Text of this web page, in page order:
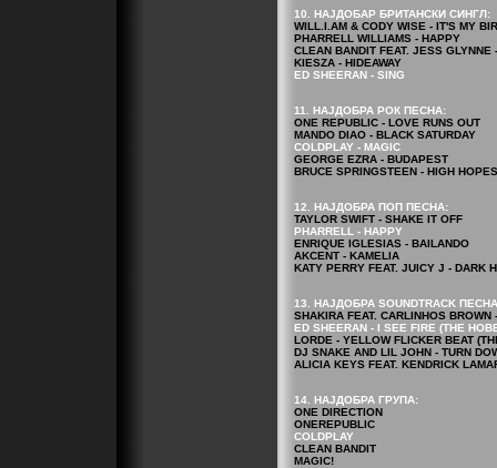
10. НАЈДОБАР БРИТАНСКИ СИНГЛ:
WILL.I.AM & CODY WISE - IT'S MY
PHARRELL WILLIAMS - HAPPY
CLEAN BANDIT FEAT. JESS GLYNNE
KIESZA - HIDEAWAY
ED SHEERAN - SING
11. НАЈДОБРА РОК ПЕСНА:
ONE REPUBLIC - LOVE RUNS OUT
MANDO DIAO - BLACK SATURDAY
COLDPLAY - MAGIC
GEORGE EZRA - BUDAPEST
BRUCE SPRINGSTEEN - HIGH HOPES
12. НАЈДОБРА ПОП ПЕСНА:
TAYLOR SWIFT - SHAKE IT OFF
PHARRELL - HAPPY
ENRIQUE IGLESIAS - BAILANDO
AKCENT - KAMELIA
KATY PERRY FEAT. JUICY J - DARK
13. НАЈДОБРА SOUNDTRACK
SHAKIRA FEAT. CARLINHOS
ED SHEERAN - I SEE FIRE (THE
LORDE - YELLOW FLICKER BEAT
DJ SNAKE AND LIL JOHN - TURN
ALICIA KEYS FEAT. KENDRICK
14. НАЈДОБРА ГРУПА:
ONE DIRECTION
ONEREPUBLIC
COLDPLAY
CLEAN BANDIT
MAGIC!